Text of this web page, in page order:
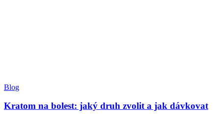
Blog
Kratom na bolest: jaký druh zvolit a jak dávkovat